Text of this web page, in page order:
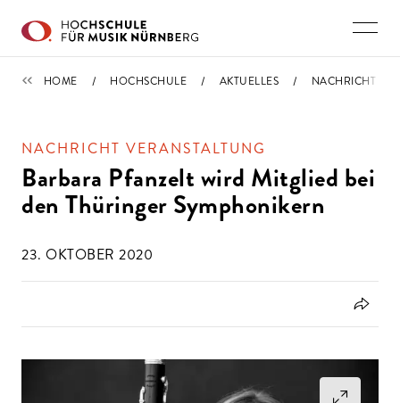
IMPORTIERT
HOME HOCHSCHULE AKTUELLES NACHRICHT
NACHRICHT VERANSTALTUNG
Barbara Pfanzelt wird Mitglied bei
den Thüringer Symphonikern
23. OKTOBER 2020